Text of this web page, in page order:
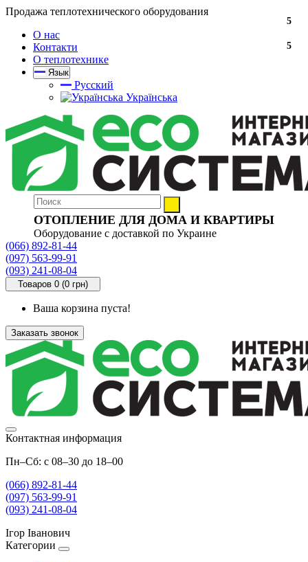
Продажа теплотехнического оборудования
О нас
Контакти
О теплотехнике
Язык
Русский
Українська
ОТОПЛЕНИЕ ДЛЯ ДОМА И КВАРТИРЫ
Оборудование с доставкой по Украине
(066) 892-81-44
(097) 563-99-91
(093) 241-08-04
Товаров 0 (0 грн)
Ваша корзина пуста!
Заказать звонок
Контактная информация
Пн–Сб: с 08–30 до 18–00
(066) 892-81-44
(097) 563-99-91
(093) 241-08-04
Ігор Іванович
Категории
5
5